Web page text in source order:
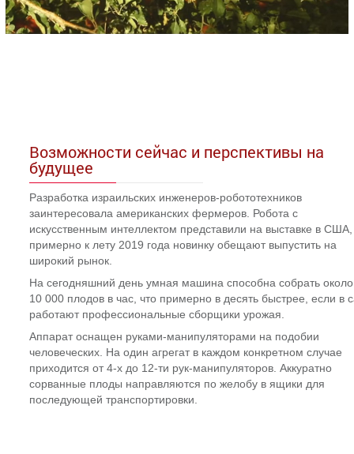
Возможности сейчас и перспективы на
будущее
Разработка израильских инженеров-робототехников
заинтересовала американских фермеров. Робота с
искусственным интеллектом представили на выставке в
примерно к лету 2019 года новинку обещают выпустить на
широкий рынок.
На сегодняшний день умная машина способна собрать около
10 000 плодов в час, что примерно в десять быстрее, если в
работают профессиональные сборщики урожая.
Аппарат оснащен руками-манипуляторами на подобии
человеческих. На один агрегат в каждом конкретном случае
приходится от 4-х до 12-ти рук-манипуляторов. Аккуратно
сорванные плоды направляются по желобу в ящики для
последующей транспортировки.